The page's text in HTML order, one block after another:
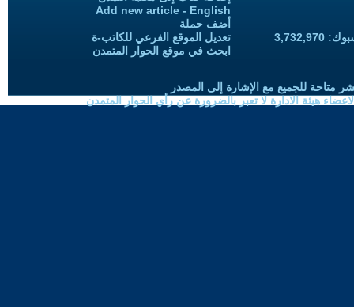
Add new article - English
أضف حملة
تعديل الموقع الفرعي للكاتب-ة
ابحث في موقع الحوار المتمدن
متاحة للجميع مع الإشارة إلى المصدر
هيئة الادارة لا تعبر بالضرورة عن رأي الحوار المتمدن